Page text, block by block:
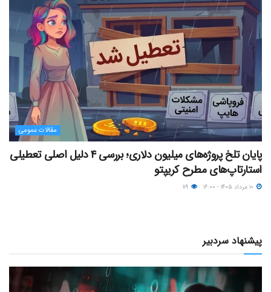
مقالات عمومی
پایان تلخ پروژه‌های میلیون دلاری؛ بررسی ۴ دلیل اصلی تعطیلی
استارتاپ‌های مطرح کریپتو
پیشنهاد سردبیر